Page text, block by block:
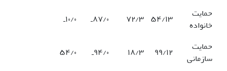
حمایت
خانواده
۵۴/۱۳ ۷۲/۳ ۸۷/۰ـ
۱۰/۰ـ
حمایت
سازمانی
۹۹/۱۲ ۱۸/۳ ۹۴/۰ـ
۵۴/۰